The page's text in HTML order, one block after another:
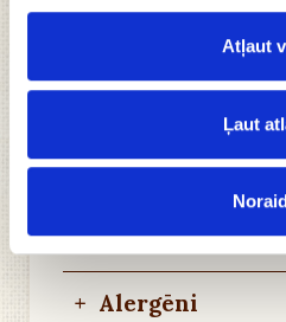
Atļaut
Ļaut
No Latvijā
Sastāvdaļas
+ Uzturvērtība
+ Uzglabāšanas
+ Alergēni